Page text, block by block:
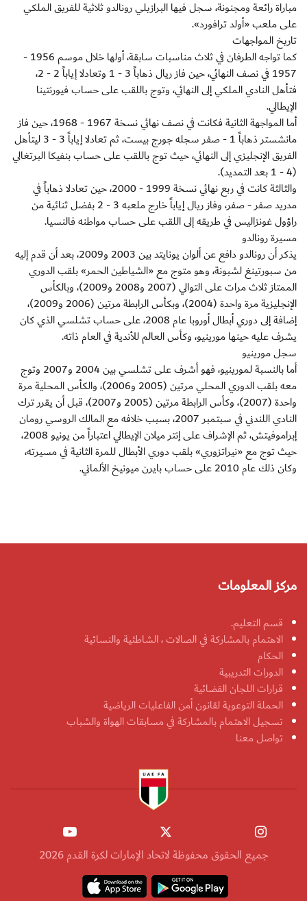
مباراة رائعة ومجنونة، سجل فيها البرازيلي رونالدو ثلاثية للفريق الملكي
على ملعب «أولد ترافورد».
تاريخ المواجهات
كما تواجه الطرفان في ثلاث مناسبات سابقة، أولها خلال موسم 1956 -
1957 في نصف النهائي، حين فاز ريال ذهاباً 3 - 1 وتعادلا إياباً 2 - 2،
فتأهل النادي الملكي إلى النهائي، وتوج باللقب على حساب فيورنتينا
الإيطالي.
أما المواجهة الثانية فكانت في نصف نهائي نسخة 1967 - 1968، حين فاز
مانشستر ذهاباً 1 - صفر سجله جورج بيست، ثم تعادلا إياباً 3 - 3 ليتأهل
الفريق الإنجليزي إلى النهائي، حيث توج باللقب على حساب بنفيكا البرتغالي
(4 - 1 بعد التمديد).
والثالثة كانت في ربع نهائي نسخة 1999 - 2000، حين تعادلا ذهاباً في
مدريد صفر - صفر، وفاز ريال إياباً خارج ملعبه 3 - 2 بفضل ثنائية من
راؤول غونزاليس في طريقه إلى اللقب على حساب مواطنه فالنسيا.
مسيرة رونالدو
يذكر أن رونالدو دافع عن ألوان يونايتد بين 2003 و2009، بعد أن قدم إليه
من سبورتينغ لشبونة، وهو متوج مع «الشياطين الحمر» بلقب الدوري
الممتاز ثلاث مرات على التوالي (2007 و2008 و2009)، وبالكأس
الإنجليزية مرة واحدة (2004)، وبكأس الرابطة مرتين (2006 و2009)،
إضافة إلى دوري أبطال أوروبا عام 2008، على حساب تشلسي الذي كان
يشرف عليه حينها مورينيو، وكأس العالم للأندية في العام ذاته.
سجل مورينيو
أما بالنسبة لمورينيو، فهو أشرف على تشلسي بين 2004 و2007 وتوج
معه بلقب الدوري المحلي مرتين (2005 و2006)، والكأس المحلية مرة
واحدة (2007)، وكأس الرابطة مرتين (2005 و2007)، قبل أن يقرر ترك
النادي اللندني في سبتمبر 2007، بسبب خلافه مع المالك الروسي رومان
إبراموفيتش، ثم الإشراف على إنتر ميلان الإيطالي اعتباراً من يونيو 2008،
حيث توج مع «نيراتزوري» بلقب دوري الأبطال للمرة الثانية في مسيرته،
وكان ذلك عام 2010 على حساب بايرن ميونيخ الألماني.
مركز المعلومات
قسم التعليم.
الاهتمام بالمشاركة في الصالات ، الشاطئية والنسائية
الحكام
الدورات التدريبية
قرارات اللجان القضائية
الحملة التوعوية لقانون أمن الفاعليات الرياضية
تسجيل الاهتمام بالمشاركة في مسابقات الهواة والشباب
تواصل معنا
جميع الحقوق محفوظة لاتحاد الإمارات لكرة القدم 2026